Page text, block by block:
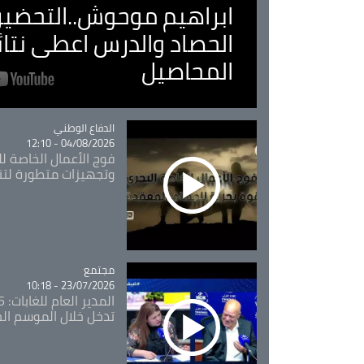
ابراهيم
الحصاد والدرس اعطى
المحاصيل
Catégorie
الدفاع الوطني
04/08/2026 - 12:10
فوج الأعمال الخاصة
وتجهيزات متطورة
Catégorie
مجتمع
23/07/2026 - 10:18
تدخل خلال الموسم